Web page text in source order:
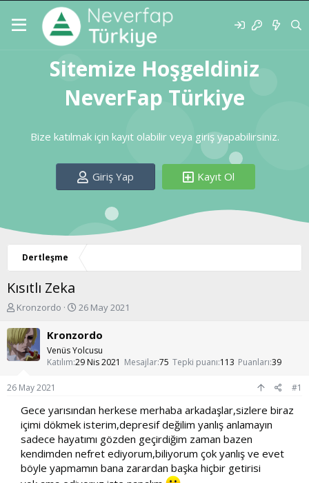
Sitemize Hoşgeldiniz
NeverFap Türkiye
Bize katılmak için kayıt olabilir veya giriş yapabilirsiniz.
Giriş Yap Kayıt Ol
Dertleşme
Kısıtlı Zeka
K
n
u
y
a
a
a
n
Kronzordo
B
ş
a
n
ç
t
a
r
i
h
i
26 May 2021
Kronzordo
Venüs Yolcusu
Katılım 29 Nis 2021 Mesajlar75 Tepki puanı 113 Puanları 39
26 May 2021 #1
Gece yarısından herkese merhaba arkadaşlar,sizlere biraz
içimi dökmek isterim,depresif değilim yanlış anlamayın
sadece hayatımı gözden geçirdiğim zaman bazen
kendimden nefret ediyorum,biliyorum çok yanlış ve evet
böyle yapmamın bana zarardan başka hiçbir getirisi